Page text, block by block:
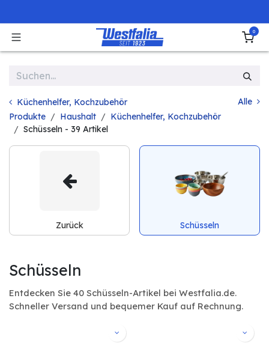
0
Küchenhelfer, Kochzubehör
Alle
Produkte
Haushalt
Küchenhelfer, Kochzubehör
Schüsseln - 39 Artikel
Zurück Schüsseln
Schüsseln
Entdecken Sie 40 Schüsseln-Artikel bei Westfalia.de.
Schneller Versand und bequemer Kauf auf Rechnung.